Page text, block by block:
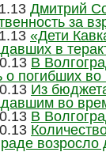
Дмитрий
за
«Дети
в
В
о погибших во
Из
во
В
возросло